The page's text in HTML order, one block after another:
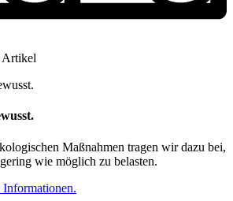
Artikel
Maßnahmen tragen wir dazu bei,
wie möglich zu belasten.